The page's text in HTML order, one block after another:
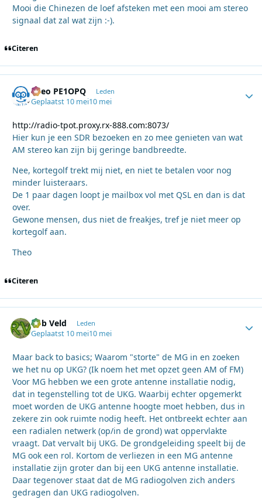
Mooi die Chinezen de loef afsteken met een mooi am stereo
signaal dat zal wat zijn :-).
Citeren
Theo PE1OPQ Leden
Geplaatst 10 mei10 mei
http://radio-tpot.proxy.rx-888.com:8073/
Hier kun je een SDR bezoeken en zo mee genieten van wat
AM stereo kan zijn bij geringe bandbreedte.
Nee, kortegolf trekt mij niet, en niet te betalen voor nog
minder luisteraars.
De 1 paar dagen loopt je mailbox vol met QSL en dan is dat
over.
Gewone mensen, dus niet de freakjes, tref je niet meer op
kortegolf aan.
Theo
Citeren
Rob Veld Leden
Geplaatst 10 mei10 mei
Maar back to basics; Waarom "storte" de MG in en zoeken
we het nu op UKG? (Ik noem het met opzet geen AM of FM)
Voor MG hebben we een grote antenne installatie nodig,
dat in tegenstelling tot de UKG. Waarbij echter opgemerkt
moet worden de UKG antenne hoogte moet hebben, dus in
zekere zin ook ruimte nodig heeft. Het ontbreekt echter aan
een radialen netwerk (op/in de grond) wat oppervlakte
vraagt. Dat vervalt bij UKG. De grondgeleiding speelt bij de
MG ook een rol. Kortom de verliezen in een MG antenne
installatie zijn groter dan bij een UKG antenne installatie.
Daar tegenover staat dat de MG radiogolven zich anders
gedragen dan UKG radiogolven.